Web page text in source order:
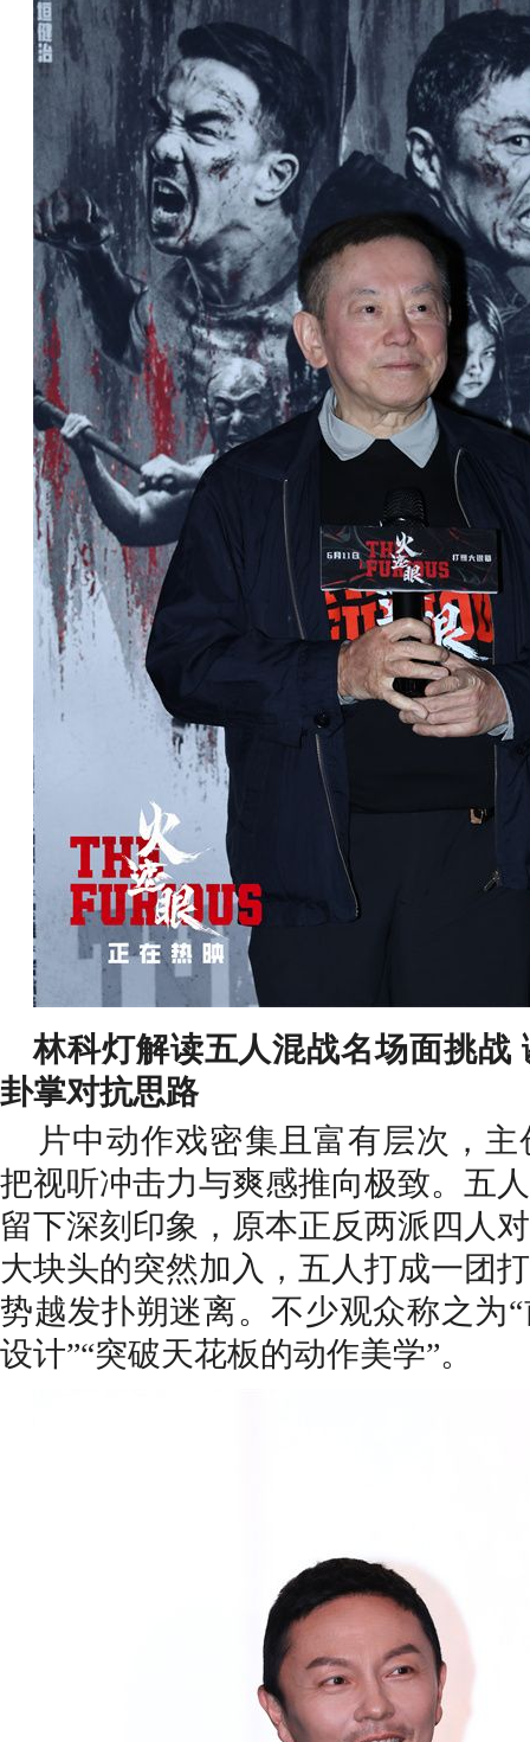
林科灯解读五人混战名场面挑战
卦掌对抗思路
片中动作戏密集且富有层次，
把视听冲击力与爽感推向极致。五
留下深刻印象，原本正反两派四人
大块头的突然加入，五人打成一团
势越发扑朔迷离。不少观众称之为
设计”“突破天花板的动作美学”。